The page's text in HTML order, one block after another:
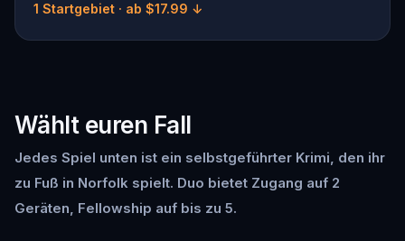
1 Startgebiet · ab $17.99 ↓
Wählt euren Fall
Jedes Spiel unten ist ein selbstgeführter Krimi, den ihr
zu Fuß in Norfolk spielt. Duo bietet Zugang auf 2
Geräten, Fellowship auf bis zu 5.